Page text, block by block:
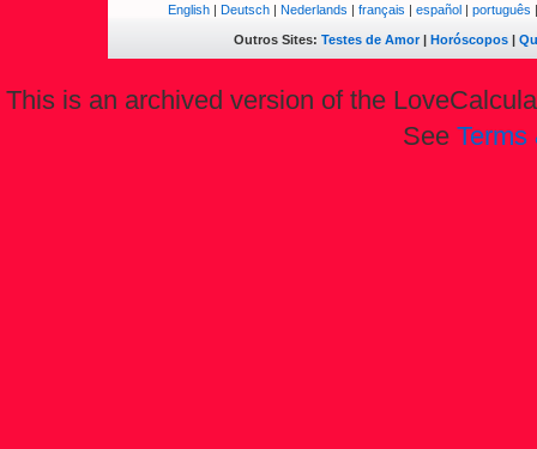
English | Deutsch | Nederlands | français | español | português
Outros Sites: Testes de Amor| Horóscopos|
This is an archived version of the
See Terms